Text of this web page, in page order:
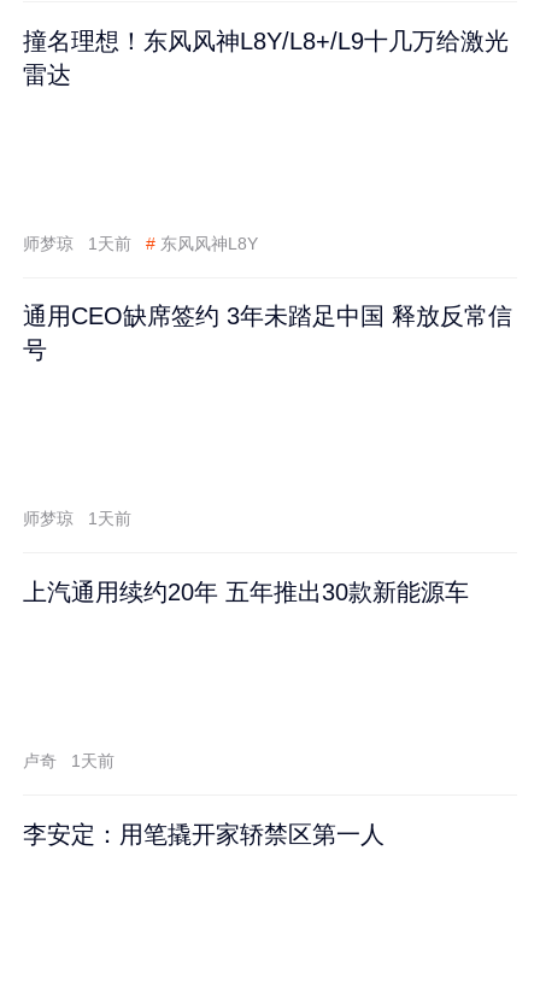
撞名理想！东风风神L8Y/L8+/L9十几万给激光
雷达
师梦琼 1天前 # 东风风神L8Y
通用CEO缺席签约 3年未踏足中国 释放反常信
号
师梦琼 1天前
上汽通用续约20年 五年推出30款新能源车
卢奇 1天前
李安定：用笔撬开家轿禁区第一人